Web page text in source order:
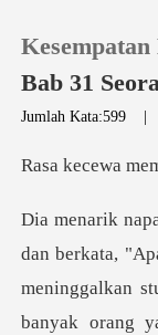
Pengisian
Riwayat
Bab 31
Jumlah Kata:599
meninggalkan
banyak orang